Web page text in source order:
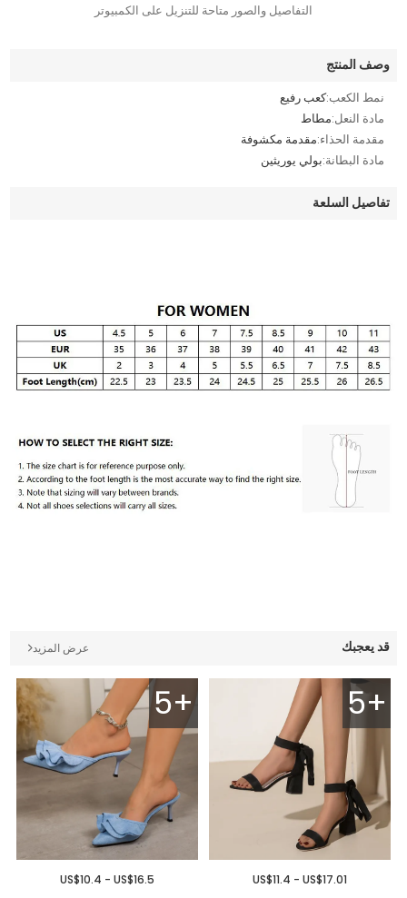
التفاصيل والصور متاحة للتنزيل على الكمبيوتر
وصف المنتج
نمط الكعب:كعب رفيع
مادة النعل:مطاط
مقدمة الحذاء:مقدمة مكشوفة
مادة البطانة:بولي يوريثين
تفاصيل السلعة
قد يعجبك عرض المزيد
5+
US$11.4 - US$17.01
5+
US$10.4 - US$16.5